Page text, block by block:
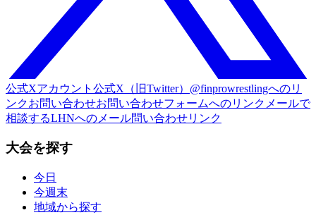
公式Xアカウント 公式X（旧Twitter）@finprowrestlingへのリ
ンクお問い合わせお問い合わせフォームへのリンク メールで
相談するLHNへのメール問い合わせリンク
大会を探す
今日
今週末
地域から探す